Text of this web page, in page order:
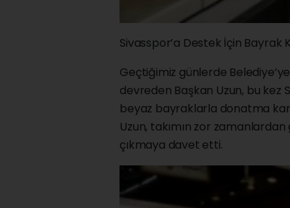
Sivasspor’a Destek İçin Bayrak
Geçtiğimiz günlerde
devreden Başkan Uzun, bu kez
beyaz bayraklarla donatma
Uzun, takımın zor
çıkmaya davet etti.